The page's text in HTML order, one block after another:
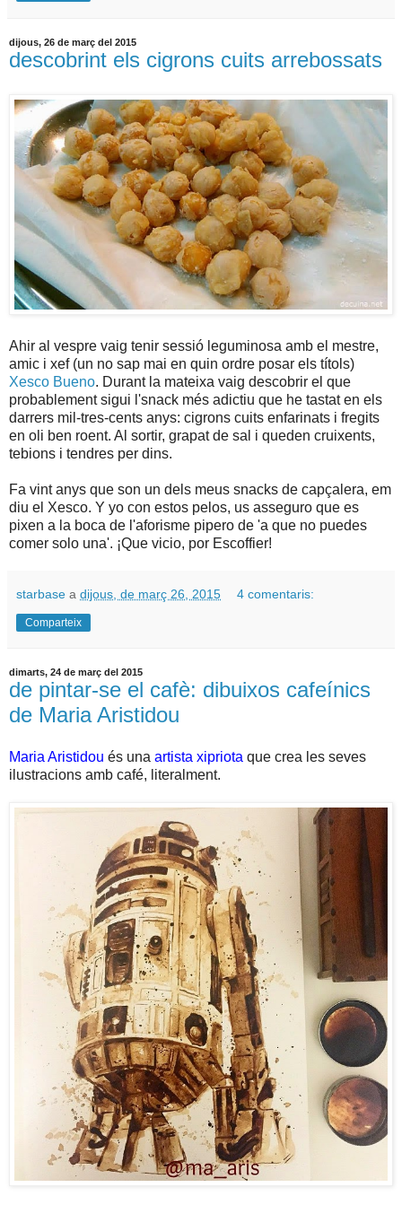
dijous, 26 de març del 2015
descobrint els cigrons cuits arrebossats
Ahir al vespre vaig tenir sessió leguminosa amb el mestre,
amic i xef (un no sap mai en quin ordre posar els títols)
Xesco Bueno. Durant la mateixa vaig descobrir el que
probablement sigui l'snack més adictiu que he tastat en els
darrers mil-tres-cents anys: cigrons cuits enfarinats i fregits
en oli ben roent. Al sortir, grapat de sal i queden cruixents,
tebions i tendres per dins.
Fa vint anys que son un dels meus snacks de capçalera, em
diu el Xesco. Y yo con estos pelos, us asseguro que es
pixen a la boca de l'aforisme pipero de 'a que no puedes
comer solo una'. ¡Que vicio, por Escoffier!
starbase a dijous, de març 26, 2015 4 comentaris:
Comparteix
dimarts, 24 de març del 2015
de pintar-se el cafè: dibuixos cafeínics
de Maria Aristidou
Maria Aristidou és una artista xipriota que crea les seves
ilustracions amb café, literalment.